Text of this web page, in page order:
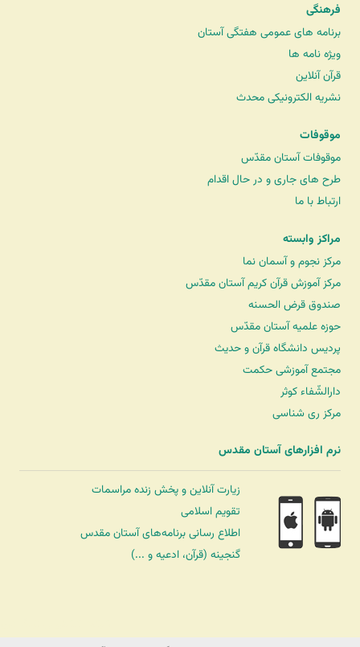
فرهنگی
برنامه های عمومی هفتگی آستان
ویژه نامه ها
قرآن آنلاین
نشریه الکترونیکی محدث
موقوفات
موقوفات آستان مقدّس
طرح های جاری و در حال اقدام
ارتباط با ما
مراکز وابسته
مرکز نجوم و آسمان نما
مرکز آموزش قرآن کریم آستان مقدّس
صندوق قرض الحسنه
حوزه علمیه آستان مقدّس
پردیس دانشگاه قرآن و حدیث
مجتمع آموزشی حکمت
دارالشّفاء کوثر
مرکز ری شناسی
نرم افزارهای آستان مقدس
زیارت آنلاین و پخش زنده مراسمات
تقویم اسلامی
اطلاع رسانی برنامه‌های آستان مقدس
گنجینه (قرآن، ادعیه و ...)